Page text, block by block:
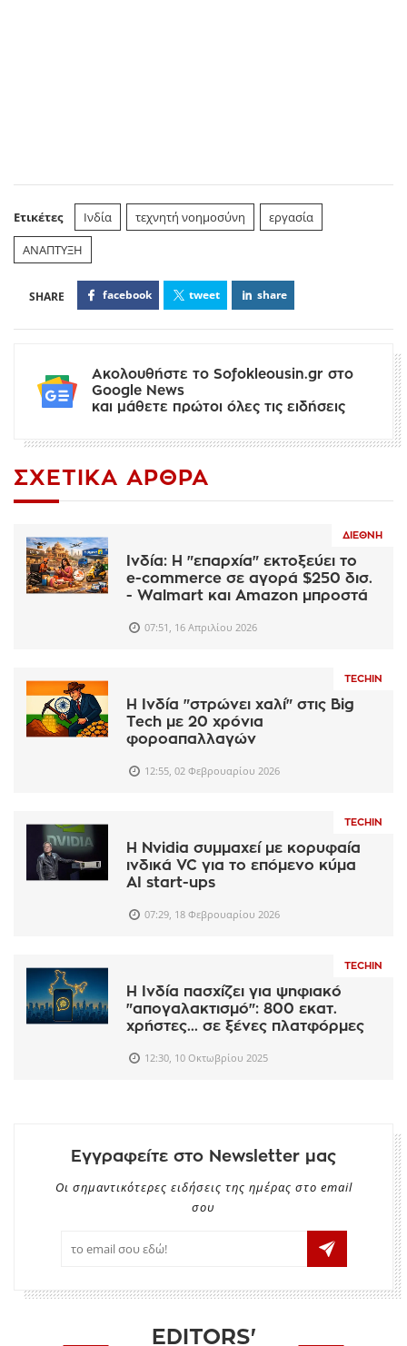
Ετικέτες Ινδία τεχνητή νοημοσύνη
εργασία
ΑΝΑΠΤΥΞΗ
facebook tweet share
Ακολουθήστε το Sofokleousin.gr στο
Google News
και μάθετε πρώτοι όλες τις ειδήσεις
ΣΧΕΤΙΚΆ ΆΡΘΡΑ
ΔΙΕΘΝΉ
Ινδία: Η "επαρχία" εκτοξεύει το
e-commerce σε αγορά $250 δισ.
- Walmart και Amazon μπροστά
07:51, 16 Απριλίου 2026
TECHIN
H Ινδία "στρώνει χαλί" στις Big
Tech με 20 χρόνια
φοροαπαλλαγών
12:55, 02 Φεβρουαρίου 2026
TECHIN
Η Nvidia συμμαχεί με κορυφαία
ινδικά VC για το επόμενο κύμα
AI start-ups
07:29, 18 Φεβρουαρίου 2026
TECHIN
Η Ινδία πασχίζει για ψηφιακό
"απογαλακτισμό": 800 εκατ.
χρήστες... σε ξένες πλατφόρμες
12:30, 10 Οκτωβρίου 2025
Εγγραφείτε στο Newsletter μας
Οι σημαντικότερες ειδήσεις της ημέρας στο email
σου